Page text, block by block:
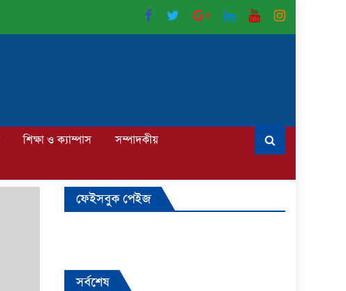
শিক্ষা ও ক্যাম্পাস
সম্পাদকীয়
ফেইসবুক পেইজ
সর্বশেষ